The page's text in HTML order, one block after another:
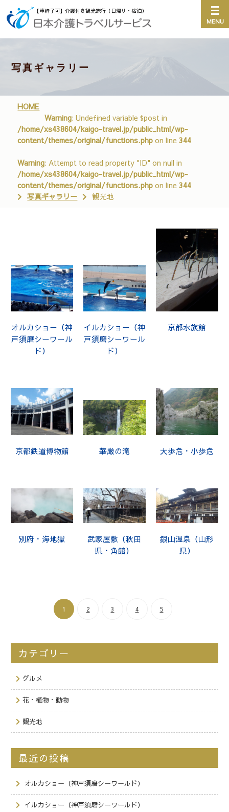
【車椅子可】介護付き観光旅行（日帰り・宿泊）
写真ギャラリー
HOME
Warning: Undefined variable $post in
/home/xs438604/kaigo-travel.jp/public_html/wp-
content/themes/original/functions.php on line344
Warning: Attempt to read property "ID" on null in
/home/xs438604/kaigo-travel.jp/public_html/wp-
content/themes/original/functions.php on line344
写真ギャラリー
観光地
オルカショー（神
戸須磨シーワール
ド）
イルカショー（神
戸須磨シーワール
ド）
京都水族館
京都鉄道博物館 華厳の滝 大歩危・小歩危
別府・海地獄
武家屋敷（秋田
県・角館）
銀山温泉（山形
県）
1 2 3 4 5
カテゴリー
グルメ
花・植物・動物
観光地
最近の投稿
オルカショー（神戸須磨シーワールド）
イルカショー（神戸須磨シーワールド）